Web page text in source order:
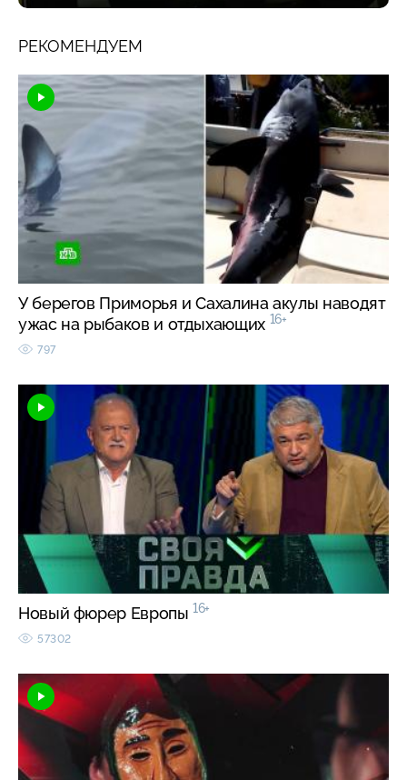
РЕКОМЕНДУЕМ
У берегов Приморья и Сахалина акулы наводят
ужас на рыбаков и отдыхающих 16+
797
Новый фюрер Европы 16+
57302